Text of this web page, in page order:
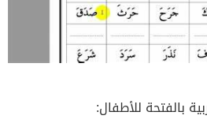
بالفتحة للأطفال: